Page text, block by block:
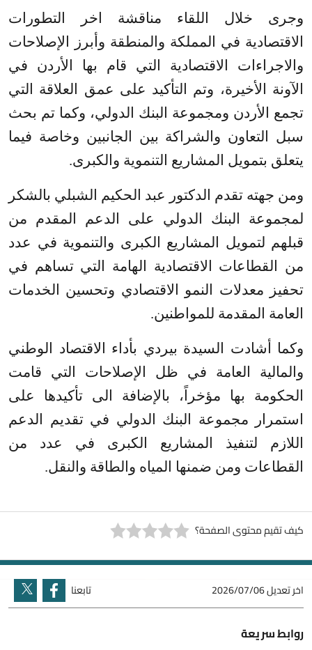
وجرى خلال اللقاء مناقشة اخر التطورات
الاقتصادية في المملكة والمنطقة وأبرز الإصلاحات
والاجراءات الاقتصادية التي قام بها الأردن في
الآونة الأخيرة، وتم التأكيد على عمق العلاقة التي
تجمع الأردن ومجموعة البنك الدولي، وكما تم بحث
سبل التعاون والشراكة بين الجانبين وخاصة فيما
يتعلق بتمويل المشاريع التنموية والكبرى.
ومن جهته تقدم الدكتور عبد الحكيم الشبلي بالشكر
لمجموعة البنك الدولي على الدعم المقدم من
قبلهم لتمويل المشاريع الكبرى والتنموية في عدد
من القطاعات الاقتصادية الهامة التي تساهم في
تحفيز معدلات النمو الاقتصادي وتحسين الخدمات
العامة المقدمة للمواطنين.
وكما أشادت السيدة بيردي بأداء الاقتصاد الوطني
والمالية العامة في ظل الإصلاحات التي قامت
الحكومة بها مؤخراً، بالإضافة الى تأكيدها على
استمرار مجموعة البنك الدولي في تقديم الدعم
اللازم لتنفيذ المشاريع الكبرى في عدد من
القطاعات ومن ضمنها المياه والطاقة والنقل.
كيف تقيم محتوى الصفحة؟
اخر تعديل2026/07/06 تابعنا
روابط سريعة